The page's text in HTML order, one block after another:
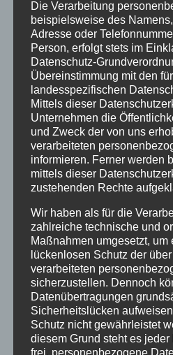
Easy Sculptures-
zur Wunschliste
Die Verarbeitung
beispielsweise des
Adresse oder
Person, erfolgt stets im
Datenschutz-
Übereinstimmung mit den
landesspezifischen
Mittels dieser
Unternehmen die
und Zweck der von uns
verarbeiteten
informieren. Ferner werden
mittels dieser
zustehenden Rechte
Wir haben als für die
zahlreiche technische und
Maßnahmen umgesetzt, um
lückenlosen Schutz der
verarbeiteten
sicherzustellen. Dennoch
Datenübertragungen
Sicherheitslücken
Schutz nicht gewährleistet
diesem Grund steht es
frei, personenbezogene